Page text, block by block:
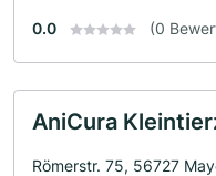
0.0 (0
AniCura
Römerstr. 75, 56727